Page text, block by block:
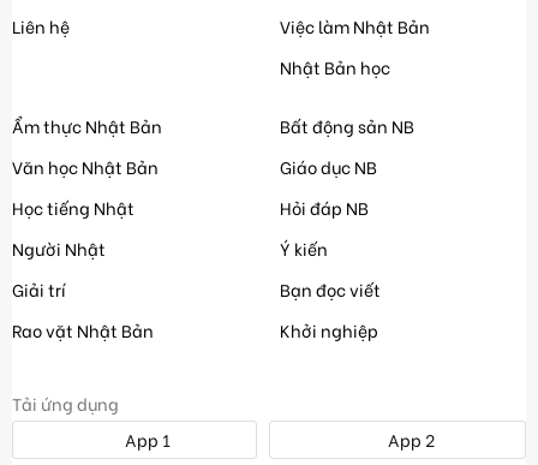
Liên hệ
Việc làm Nhật Bản
Nhật Bản học
Ẩm thực Nhật Bản
Văn học Nhật Bản
Học tiếng Nhật
Người Nhật
Giải trí
Rao vặt Nhật Bản
Bất động sản NB
Giáo dục NB
Hỏi đáp NB
Ý kiến
Bạn đọc viết
Khởi nghiệp
Tải ứng dụng
App 1
App 2